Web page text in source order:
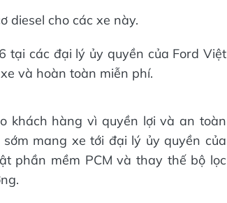
diesel cho các xe này.
tại các đại lý ủy quyền của Ford Việt
và hoàn toàn miễn phí.
khách hàng vì quyền lợi và an toàn
mang xe tới đại lý ủy quyền của
phần mềm PCM và thay thế bộ lọc